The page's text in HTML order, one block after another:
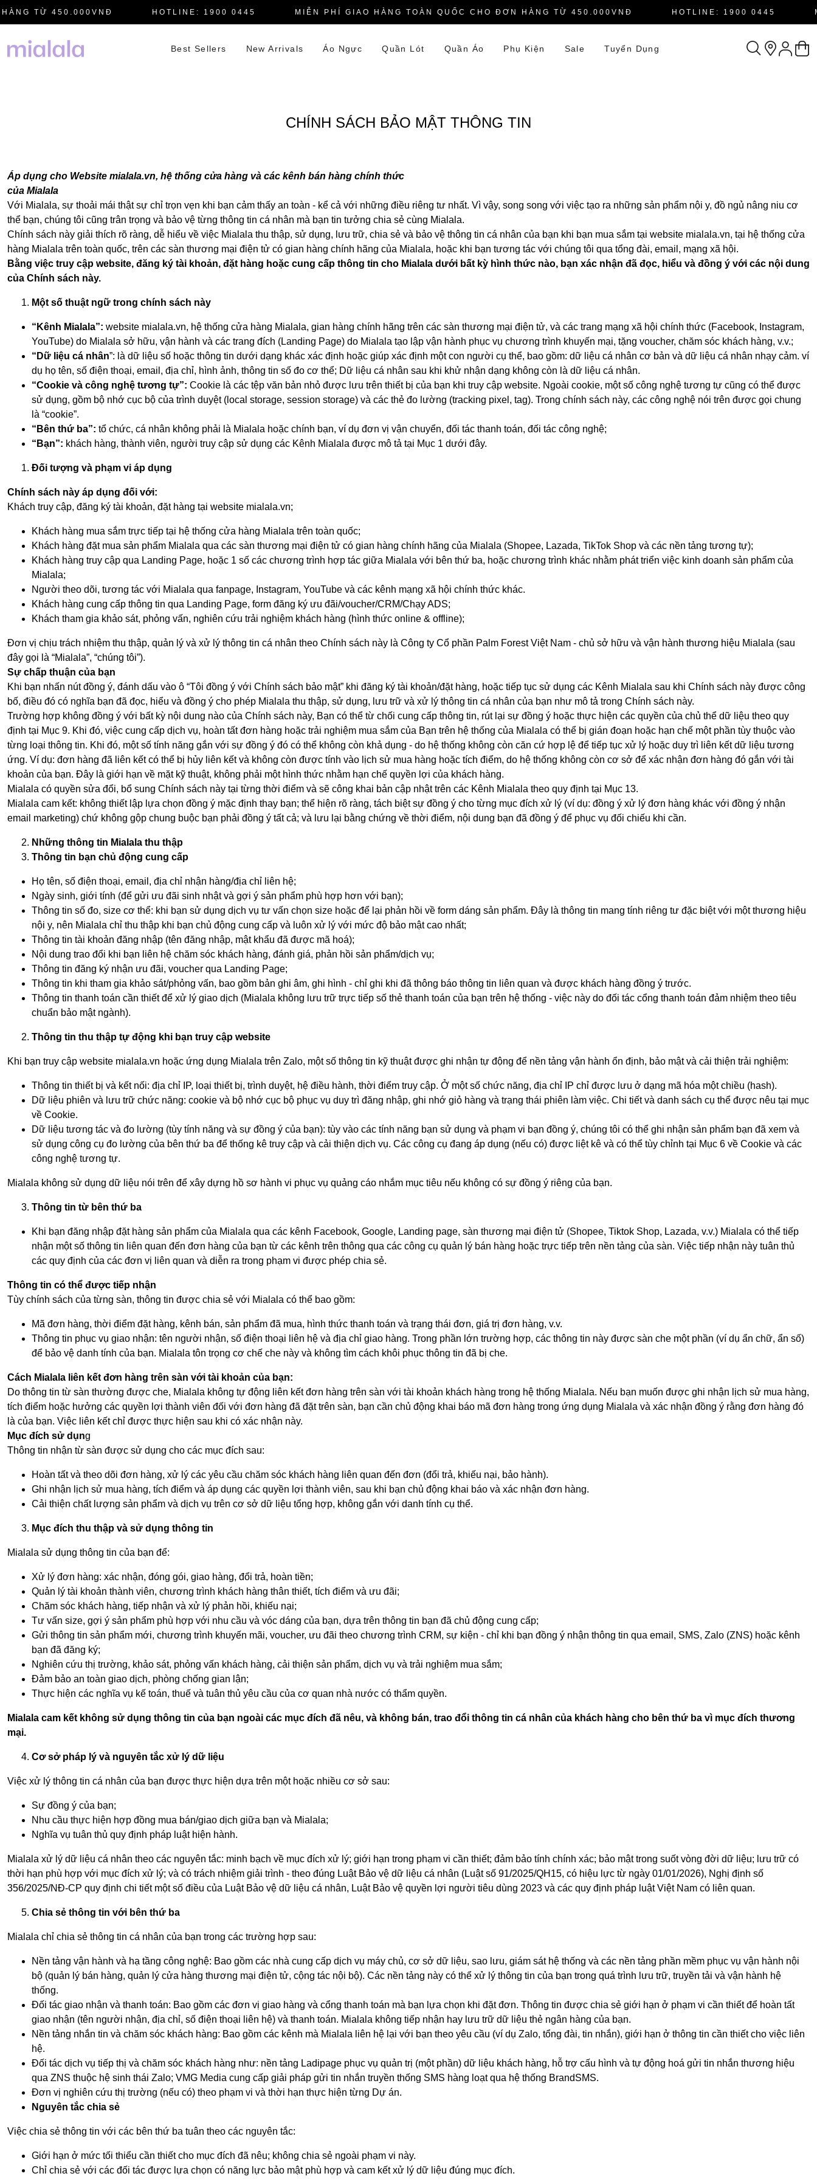
TỪ 450.000VNĐ HOTLINE: 1900 0445 MIỄN PHÍ GIAO HÀNG TOÀN QUỐC CHO ĐƠN HÀNG TỪ 450.000VNĐ HOTLINE: 1900 0445
Best Sellers New Arrivals Áo Ngực Quần Lót Quần Áo Phụ Kiện Sale Tuyển Dụng
CHÍNH SÁCH BẢO MẬT THÔNG TIN
Áp dụng cho Website mialala.vn, hệ thống cửa hàng và các kênh bán hàng chính thức
của Mialala
Với Mialala, sự thoải mái thật sự chỉ trọn vẹn khi bạn cảm thấy an toàn - kể cả với những điều riêng tư nhất. Vì vậy, song song với việc tạo ra những sản phẩm nội y, đồ ngủ nâng niu cơ
thể bạn, chúng tôi cũng trân trọng và bảo vệ từng thông tin cá nhân mà bạn tin tưởng chia sẻ cùng Mialala.
Chính sách này giải thích rõ ràng, dễ hiểu về việc Mialala thu thập, sử dụng, lưu trữ, chia sẻ và bảo vệ thông tin cá nhân của bạn khi bạn mua sắm tại website mialala.vn, tại hệ thống cửa
hàng Mialala trên toàn quốc, trên các sàn thương mại điện tử có gian hàng chính hãng của Mialala, hoặc khi bạn tương tác với chúng tôi qua tổng đài, email, mạng xã hội.
Bằng việc truy cập website, đăng ký tài khoản, đặt hàng hoặc cung cấp thông tin cho Mialala dưới bất kỳ hình thức nào, bạn xác nhận đã đọc, hiểu và đồng ý với các nội dung
của Chính sách này.
Một số thuật ngữ trong chính sách này
“Kênh Mialala”: website mialala.vn, hệ thống cửa hàng Mialala, gian hàng chính hãng trên các sàn thương mại điện tử, và các trang mạng xã hội chính thức (Facebook, Instagram,
YouTube) do Mialala sở hữu, vận hành và các trang đích (Landing Page) do Mialala tạo lập vận hành phục vụ chương trình khuyến mại, tặng voucher, chăm sóc khách hàng, v.v.;
“Dữ liệu cá nhân”: là dữ liệu số hoặc thông tin dưới dạng khác xác định hoặc giúp xác định một con người cụ thể, bao gồm: dữ liệu cá nhân cơ bản và dữ liệu cá nhân nhạy cảm. ví
dụ họ tên, số điện thoại, email, địa chỉ, hình ảnh, thông tin số đo cơ thể; Dữ liệu cá nhân sau khi khử nhận dạng không còn là dữ liệu cá nhân.
“Cookie và công nghệ tương tự”: Cookie là các tệp văn bản nhỏ được lưu trên thiết bị của bạn khi truy cập website. Ngoài cookie, một số công nghệ tương tự cũng có thể được
sử dụng, gồm bộ nhớ cục bộ của trình duyệt (local storage, session storage) và các thẻ đo lường (tracking pixel, tag). Trong chính sách này, các công nghệ nói trên được gọi chung
là “cookie”.
“Bên thứ ba”: tổ chức, cá nhân không phải là Mialala hoặc chính bạn, ví dụ đơn vị vận chuyển, đối tác thanh toán, đối tác công nghệ;
“Bạn”: khách hàng, thành viên, người truy cập sử dụng các Kênh Mialala được mô tả tại Mục 1 dưới đây.
Đối tượng và phạm vi áp dụng
Chính sách này áp dụng đối với:
Khách truy cập, đăng ký tài khoản, đặt hàng tại website mialala.vn;
Khách hàng mua sắm trực tiếp tại hệ thống cửa hàng Mialala trên toàn quốc;
Khách hàng đặt mua sản phẩm Mialala qua các sàn thương mại điện tử có gian hàng chính hãng của Mialala (Shopee, Lazada, TikTok Shop và các nền tảng tương tự);
Khách hàng truy cập qua Landing Page, hoặc 1 số các chương trình hợp tác giữa Mialala với bên thứ ba, hoặc chương trình khác nhằm phát triển việc kinh doanh sản phẩm của
Mialala;
Người theo dõi, tương tác với Mialala qua fanpage, Instagram, YouTube và các kênh mạng xã hội chính thức khác.
Khách hàng cung cấp thông tin qua Landing Page, form đăng ký ưu đãi/voucher/CRM/Chạy ADS;
Khách tham gia khảo sát, phỏng vấn, nghiên cứu trải nghiệm khách hàng (hình thức online & offline);
Đơn vị chịu trách nhiệm thu thập, quản lý và xử lý thông tin cá nhân theo Chính sách này là Công ty Cổ phần Palm Forest Việt Nam - chủ sở hữu và vận hành thương hiệu Mialala (sau
đây gọi là “Mialala”, “chúng tôi”).
Sự chấp thuận của bạn
Khi bạn nhấn nút đồng ý, đánh dấu vào ô “Tôi đồng ý với Chính sách bảo mật” khi đăng ký tài khoản/đặt hàng, hoặc tiếp tục sử dụng các Kênh Mialala sau khi Chính sách này được công
bố, điều đó có nghĩa bạn đã đọc, hiểu và đồng ý cho phép Mialala thu thập, sử dụng, lưu trữ và xử lý thông tin cá nhân của bạn như mô tả trong Chính sách này.
Trường hợp không đồng ý với bất kỳ nội dung nào của Chính sách này, Bạn có thể từ chối cung cấp thông tin, rút lại sự đồng ý hoặc thực hiện các quyền của chủ thể dữ liệu theo quy
định tại Mục 9. Khi đó, việc cung cấp dịch vụ, hoàn tất đơn hàng hoặc trải nghiệm mua sắm của Bạn trên hệ thống của Mialala có thể bị gián đoạn hoặc hạn chế một phần tùy thuộc vào
từng loại thông tin. Khi đó, một số tính năng gắn với sự đồng ý đó có thể không còn khả dụng - do hệ thống không còn căn cứ hợp lệ để tiếp tục xử lý hoặc duy trì liên kết dữ liệu tương
ứng. Ví dụ: đơn hàng đã liên kết có thể bị hủy liên kết và không còn được tính vào lịch sử mua hàng hoặc tích điểm, do hệ thống không còn cơ sở để xác nhận đơn hàng đó gắn với tài
khoản của bạn. Đây là giới hạn về mặt kỹ thuật, không phải một hình thức nhằm hạn chế quyền lợi của khách hàng.
Mialala có quyền sửa đổi, bổ sung Chính sách này tại từng thời điểm và sẽ công khai bản cập nhật trên các Kênh Mialala theo quy định tại Mục 13.
Mialala cam kết: không thiết lập lựa chọn đồng ý mặc định thay bạn; thể hiện rõ ràng, tách biệt sự đồng ý cho từng mục đích xử lý (ví dụ: đồng ý xử lý đơn hàng khác với đồng ý nhận
email marketing) chứ không gộp chung buộc bạn phải đồng ý tất cả; và lưu lại bằng chứng về thời điểm, nội dung bạn đã đồng ý để phục vụ đối chiếu khi cần.
Những thông tin Mialala thu thập
Thông tin bạn chủ động cung cấp
Họ tên, số điện thoại, email, địa chỉ nhận hàng/địa chỉ liên hệ;
Ngày sinh, giới tính (để gửi ưu đãi sinh nhật và gợi ý sản phẩm phù hợp hơn với bạn);
Thông tin số đo, size cơ thể: khi bạn sử dụng dịch vụ tư vấn chọn size hoặc để lại phản hồi về form dáng sản phẩm. Đây là thông tin mang tính riêng tư đặc biệt với một thương hiệu
nội y, nên Mialala chỉ thu thập khi bạn chủ động cung cấp và luôn xử lý với mức độ bảo mật cao nhất;
Thông tin tài khoản đăng nhập (tên đăng nhập, mật khẩu đã được mã hoá);
Nội dung trao đổi khi bạn liên hệ chăm sóc khách hàng, đánh giá, phản hồi sản phẩm/dịch vụ;
Thông tin đăng ký nhận ưu đãi, voucher qua Landing Page;
Thông tin khi tham gia khảo sát/phỏng vấn, bao gồm bản ghi âm, ghi hình - chỉ ghi khi đã thông báo thông tin liên quan và được khách hàng đồng ý trước.
Thông tin thanh toán cần thiết để xử lý giao dịch (Mialala không lưu trữ trực tiếp số thẻ thanh toán của bạn trên hệ thống - việc này do đối tác cổng thanh toán đảm nhiệm theo tiêu
chuẩn bảo mật ngành).
Thông tin thu thập tự động khi bạn truy cập website
Khi bạn truy cập website mialala.vn hoặc ứng dụng Mialala trên Zalo, một số thông tin kỹ thuật được ghi nhận tự động để nền tảng vận hành ổn định, bảo mật và cải thiện trải nghiệm:
Thông tin thiết bị và kết nối: địa chỉ IP, loại thiết bị, trình duyệt, hệ điều hành, thời điểm truy cập. Ở một số chức năng, địa chỉ IP chỉ được lưu ở dạng mã hóa một chiều (hash).
Dữ liệu phiên và lưu trữ chức năng: cookie và bộ nhớ cục bộ phục vụ duy trì đăng nhập, ghi nhớ giỏ hàng và trạng thái phiên làm việc. Chi tiết và danh sách cụ thể được nêu tại mục
về Cookie.
Dữ liệu tương tác và đo lường (tùy tính năng và sự đồng ý của bạn): tùy vào các tính năng bạn sử dụng và phạm vi bạn đồng ý, chúng tôi có thể ghi nhận sản phẩm bạn đã xem và
sử dụng công cụ đo lường của bên thứ ba để thống kê truy cập và cải thiện dịch vụ. Các công cụ đang áp dụng (nếu có) được liệt kê và có thể tùy chỉnh tại Mục 6 về Cookie và các
công nghệ tương tự.
Mialala không sử dụng dữ liệu nói trên để xây dựng hồ sơ hành vi phục vụ quảng cáo nhắm mục tiêu nếu không có sự đồng ý riêng của bạn.
Thông tin từ bên thứ ba
Khi bạn đăng nhập đặt hàng sản phẩm của Mialala qua các kênh Facebook, Google, Landing page, sàn thương mại điện tử (Shopee, Tiktok Shop, Lazada, v.v.) Mialala có thể tiếp
nhận một số thông tin liên quan đến đơn hàng của bạn từ các kênh trên thông qua các công cụ quản lý bán hàng hoặc trực tiếp trên nền tảng của sàn. Việc tiếp nhận này tuân thủ
các quy định của các đơn vị liên quan và diễn ra trong phạm vi được phép chia sẻ.
Thông tin có thể được tiếp nhận
Tùy chính sách của từng sàn, thông tin được chia sẻ với Mialala có thể bao gồm:
Mã đơn hàng, thời điểm đặt hàng, kênh bán, sản phẩm đã mua, hình thức thanh toán và trạng thái đơn, giá trị đơn hàng, v.v.
Thông tin phục vụ giao nhận: tên người nhận, số điện thoại liên hệ và địa chỉ giao hàng. Trong phần lớn trường hợp, các thông tin này được sàn che một phần (ví dụ ẩn chữ, ẩn số)
để bảo vệ danh tính của bạn. Mialala tôn trọng cơ chế che này và không tìm cách khôi phục thông tin đã bị che.
Cách Mialala liên kết đơn hàng trên sàn với tài khoản của bạn:
Do thông tin từ sàn thường được che, Mialala không tự động liên kết đơn hàng trên sàn với tài khoản khách hàng trong hệ thống Mialala. Nếu bạn muốn được ghi nhận lịch sử mua hàng,
tích điểm hoặc hưởng các quyền lợi thành viên đối với đơn hàng đã đặt trên sàn, bạn cần chủ động khai báo mã đơn hàng trong ứng dụng Mialala và xác nhận đồng ý rằng đơn hàng đó
là của bạn. Việc liên kết chỉ được thực hiện sau khi có xác nhận này.
Mục đích sử dụng
Thông tin nhận từ sàn được sử dụng cho các mục đích sau:
Hoàn tất và theo dõi đơn hàng, xử lý các yêu cầu chăm sóc khách hàng liên quan đến đơn (đổi trả, khiếu nại, bảo hành).
Ghi nhận lịch sử mua hàng, tích điểm và áp dụng các quyền lợi thành viên, sau khi bạn chủ động khai báo và xác nhận đơn hàng.
Cải thiện chất lượng sản phẩm và dịch vụ trên cơ sở dữ liệu tổng hợp, không gắn với danh tính cụ thể.
Mục đích thu thập và sử dụng thông tin
Mialala sử dụng thông tin của bạn để:
Xử lý đơn hàng: xác nhận, đóng gói, giao hàng, đổi trả, hoàn tiền;
Quản lý tài khoản thành viên, chương trình khách hàng thân thiết, tích điểm và ưu đãi;
Chăm sóc khách hàng, tiếp nhận và xử lý phản hồi, khiếu nại;
Tư vấn size, gợi ý sản phẩm phù hợp với nhu cầu và vóc dáng của bạn, dựa trên thông tin bạn đã chủ động cung cấp;
Gửi thông tin sản phẩm mới, chương trình khuyến mãi, voucher, ưu đãi theo chương trình CRM, sự kiện - chỉ khi bạn đồng ý nhận thông tin qua email, SMS, Zalo (ZNS) hoặc kênh
bạn đã đăng ký;
Nghiên cứu thị trường, khảo sát, phỏng vấn khách hàng, cải thiện sản phẩm, dịch vụ và trải nghiệm mua sắm;
Đảm bảo an toàn giao dịch, phòng chống gian lận;
Thực hiện các nghĩa vụ kế toán, thuế và tuân thủ yêu cầu của cơ quan nhà nước có thẩm quyền.
Mialala cam kết không sử dụng thông tin của bạn ngoài các mục đích đã nêu, và không bán, trao đổi thông tin cá nhân của khách hàng cho bên thứ ba vì mục đích thương
mại.
Cơ sở pháp lý và nguyên tắc xử lý dữ liệu
Việc xử lý thông tin cá nhân của bạn được thực hiện dựa trên một hoặc nhiều cơ sở sau:
Sự đồng ý của bạn;
Nhu cầu thực hiện hợp đồng mua bán/giao dịch giữa bạn và Mialala;
Nghĩa vụ tuân thủ quy định pháp luật hiện hành.
Mialala xử lý dữ liệu cá nhân theo các nguyên tắc: minh bạch về mục đích xử lý; giới hạn trong phạm vi cần thiết; đảm bảo tính chính xác; bảo mật trong suốt vòng đời dữ liệu; lưu trữ có
thời hạn phù hợp với mục đích xử lý; và có trách nhiệm giải trình - theo đúng Luật Bảo vệ dữ liệu cá nhân (Luật số 91/2025/QH15, có hiệu lực từ ngày 01/01/2026), Nghị định số
356/2025/NĐ-CP quy định chi tiết một số điều của Luật Bảo vệ dữ liệu cá nhân, Luật Bảo vệ quyền lợi người tiêu dùng 2023 và các quy định pháp luật Việt Nam có liên quan.
Chia sẻ thông tin với bên thứ ba
Mialala chỉ chia sẻ thông tin cá nhân của bạn trong các trường hợp sau:
Nền tảng vận hành và hạ tầng công nghệ: Bao gồm các nhà cung cấp dịch vụ máy chủ, cơ sở dữ liệu, sao lưu, giám sát hệ thống và các nền tảng phần mềm phục vụ vận hành nội
bộ (quản lý bán hàng, quản lý cửa hàng thương mại điện tử, cộng tác nội bộ). Các nền tảng này có thể xử lý thông tin của bạn trong quá trình lưu trữ, truyền tải và vận hành hệ
thống.
Đối tác giao nhận và thanh toán: Bao gồm các đơn vị giao hàng và cổng thanh toán mà bạn lựa chọn khi đặt đơn. Thông tin được chia sẻ giới hạn ở phạm vi cần thiết để hoàn tất
giao nhận (tên người nhận, địa chỉ, số điện thoại liên hệ) và thanh toán. Mialala không tiếp nhận hay lưu trữ dữ liệu thẻ ngân hàng của bạn.
Nền tảng nhắn tin và chăm sóc khách hàng: Bao gồm các kênh mà Mialala liên hệ lại với bạn theo yêu cầu (ví dụ Zalo, tổng đài, tin nhắn), giới hạn ở thông tin cần thiết cho việc liên
hệ.
Đối tác dịch vụ tiếp thị và chăm sóc khách hàng như: nền tảng Ladipage phục vụ quản trị (một phần) dữ liệu khách hàng, hỗ trợ cấu hình và tự động hoá gửi tin nhắn thương hiệu
qua ZNS thuộc hệ sinh thái Zalo; VMG Media cung cấp giải pháp gửi tin nhắn truyền thống SMS hàng loạt qua hệ thống BrandSMS.
Đơn vị nghiên cứu thị trường (nếu có) theo phạm vi và thời hạn thực hiện từng Dự án.
Nguyên tắc chia sẻ
Việc chia sẻ thông tin với các bên thứ ba tuân theo các nguyên tắc:
Giới hạn ở mức tối thiểu cần thiết cho mục đích đã nêu; không chia sẻ ngoài phạm vi này.
Chỉ chia sẻ với các đối tác được lựa chọn có năng lực bảo mật phù hợp và cam kết xử lý dữ liệu đúng mục đích.